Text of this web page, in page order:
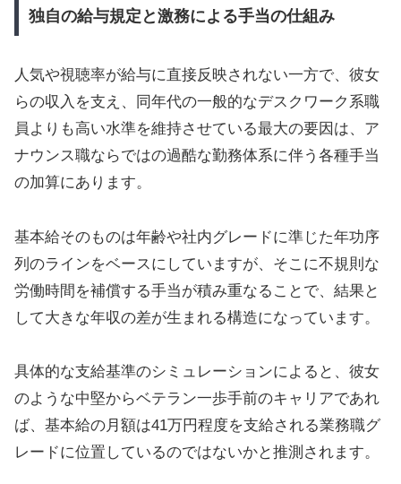
独自の給与規定と激務による手当の仕組み
人気や視聴率が給与に直接反映されない一方で、彼女
らの収入を支え、同年代の一般的なデスクワーク系職
員よりも高い水準を維持させている最大の要因は、ア
ナウンス職ならではの過酷な勤務体系に伴う各種手当
の加算にあります。
基本給そのものは年齢や社内グレードに準じた年功序
列のラインをベースにしていますが、そこに不規則な
労働時間を補償する手当が積み重なることで、結果と
して大きな年収の差が生まれる構造になっています。
具体的な支給基準のシミュレーションによると、彼女
のような中堅からベテラン一歩手前のキャリアであれ
ば、基本給の月額は41万円程度を支給される業務職グ
レードに位置しているのではないかと推測されます。